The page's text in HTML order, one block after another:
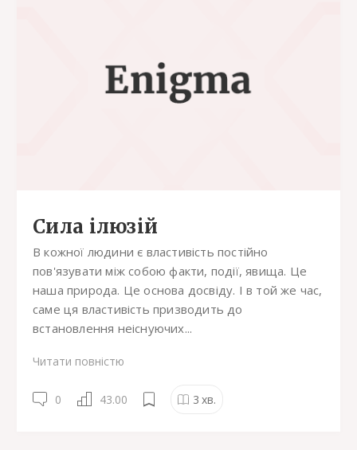
Сила ілюзій
В кожної людини є властивість постійно
пов'язувати між собою факти, події, явища. Це
наша природа. Це основа досвіду. І в той же час,
саме ця властивість призводить до
встановлення неіснуючих...
Читати повністю
0 43.00 3 хв.